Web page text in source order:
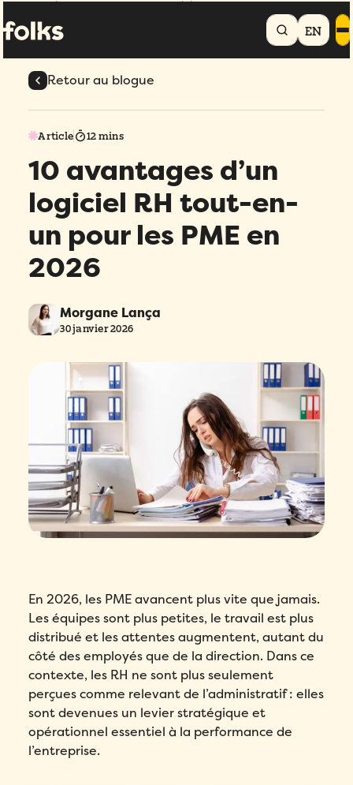
EN
AccueilBlogue10 avantages d’un logiciel RH tout-en-un pour les PME
Retour au blogue
Article 12 mins
10 avantages d’un
logiciel RH tout-en-
un pour les PME en
2026
Morgane Lança
30 janvier 2026
En 2026, les PME avancent plus vite que jamais.
Les équipes sont plus petites, le travail est plus
distribué et les attentes augmentent, autant du
côté des employés que de la direction. Dans ce
contexte, les RH ne sont plus seulement
perçues comme relevant de l’administratif : elles
sont devenues un levier stratégique et
opérationnel essentiel à la performance de
l’entreprise.